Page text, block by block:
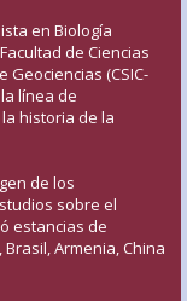
en Biología
de Ciencias
Geociencias (CSIC-
línea de
historia de la
de los
sobre el
estancias de
Armenia, China